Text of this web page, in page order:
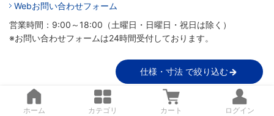
Webお問い合わせフォーム
営業時間：9:00～18:00（土曜日・日曜日・祝日は除く）
※お問い合わせフォームは24時間受付しております。
仕様・寸法 で絞り込む
ホーム カテゴリ カート ログイン